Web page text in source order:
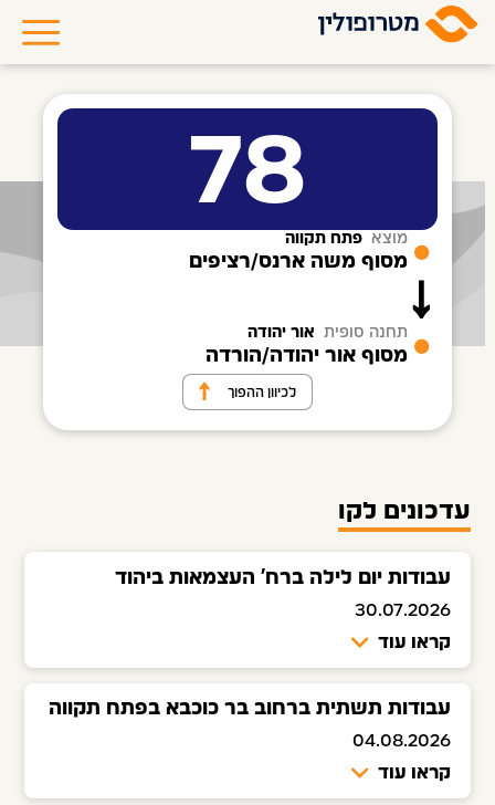
78
מוצא פתח תקווה
מסוף משה ארנס/רציפים
תחנה סופית אור יהודה
מסוף אור יהודה/הורדה
לכיוון ההפוך
עדכונים לקו
עבודות יום לילה ברח' העצמאות ביהוד
30.07.2026
קראו עוד
עבודות תשתית ברחוב בר כוכבא בפתח תקווה
04.08.2026
קראו עוד